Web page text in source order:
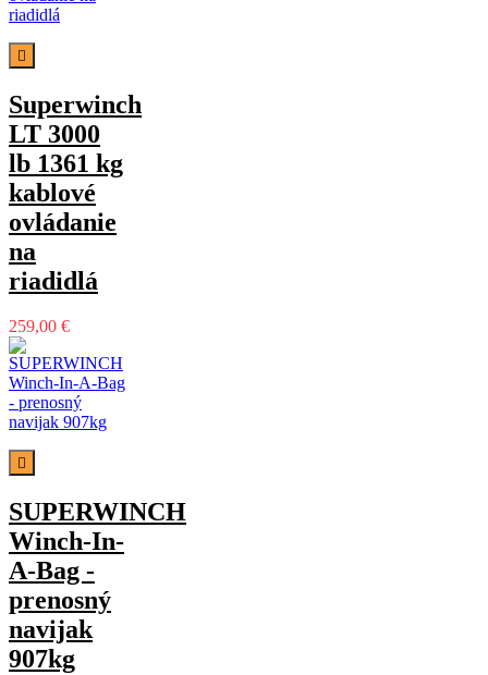

Superwinch
LT 3000
lb 1361 kg
kablové
ovládanie
na
riadidlá
259,00 €

SUPERWINCH
Winch-In-
A-Bag -
prenosný
navijak
907kg